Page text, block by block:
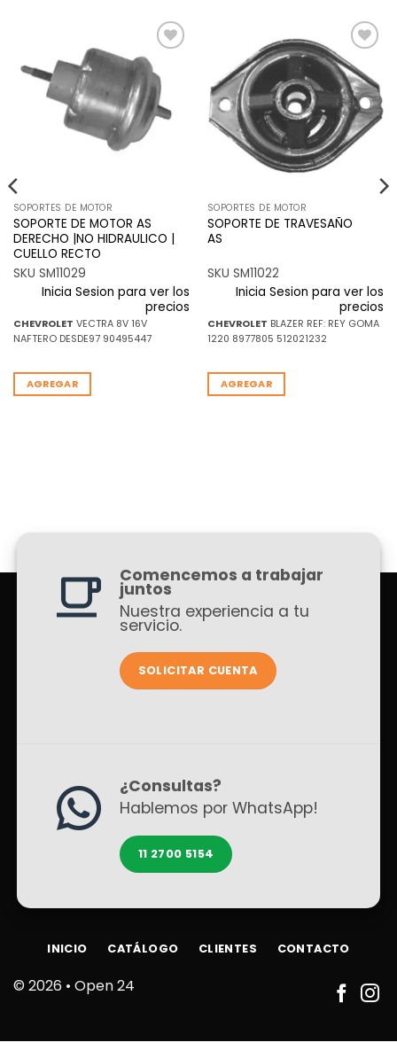
Añadir
a la
lista de
deseos
SOPORTES DE MOTOR
SOPORTE DE MOTOR AS
DERECHO |NO HIDRAULICO |
CUELLO RECTO
SKU SM11029
Inicia Sesion para ver los
precios
CHEVROLET VECTRA 8V 16V
NAFTERO DESDE97 90495447
AGREGAR
Añadir
a la
lista de
deseos
SOPORTES DE MOTOR
SOPORTE DE TRAVESAÑO
AS
SKU SM11022
Inicia Sesion para ver los
precios
CHEVROLET BLAZER REF: REY GOMA
1220 8977805 512021232
AGREGAR
Comencemos a trabajar
juntos
Nuestra experiencia a tu
servicio.
SOLICITAR CUENTA
¿Consultas?
Hablemos por WhatsApp!
11 2700 5154
© 2026 • Open 24
INICIO CATÁLOGO CLIENTES CONTACTO